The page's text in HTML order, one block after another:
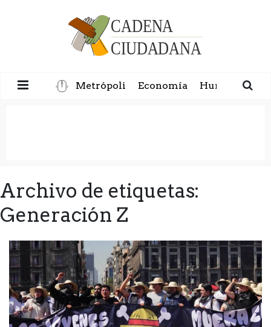
Metrópoli Economía Humanidad
Archivo de etiquetas:
Generación Z